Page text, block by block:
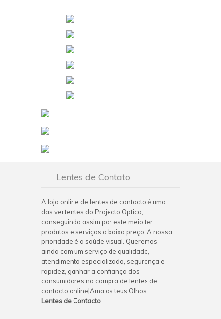
Lentes de Contato
A loja online de lentes de contacto é uma
das vertentes do Projecto Optico,
conseguindo assim por este meio ter
produtos e serviços a baixo preço. A nossa
prioridade é a saúde visual. Queremos
ainda com um serviço de qualidade,
atendimento especializado, segurança e
rapidez, ganhar a confiança dos
consumidores na compra de lentes de
contacto online|Ama os teus Olhos
Lentes de Contacto